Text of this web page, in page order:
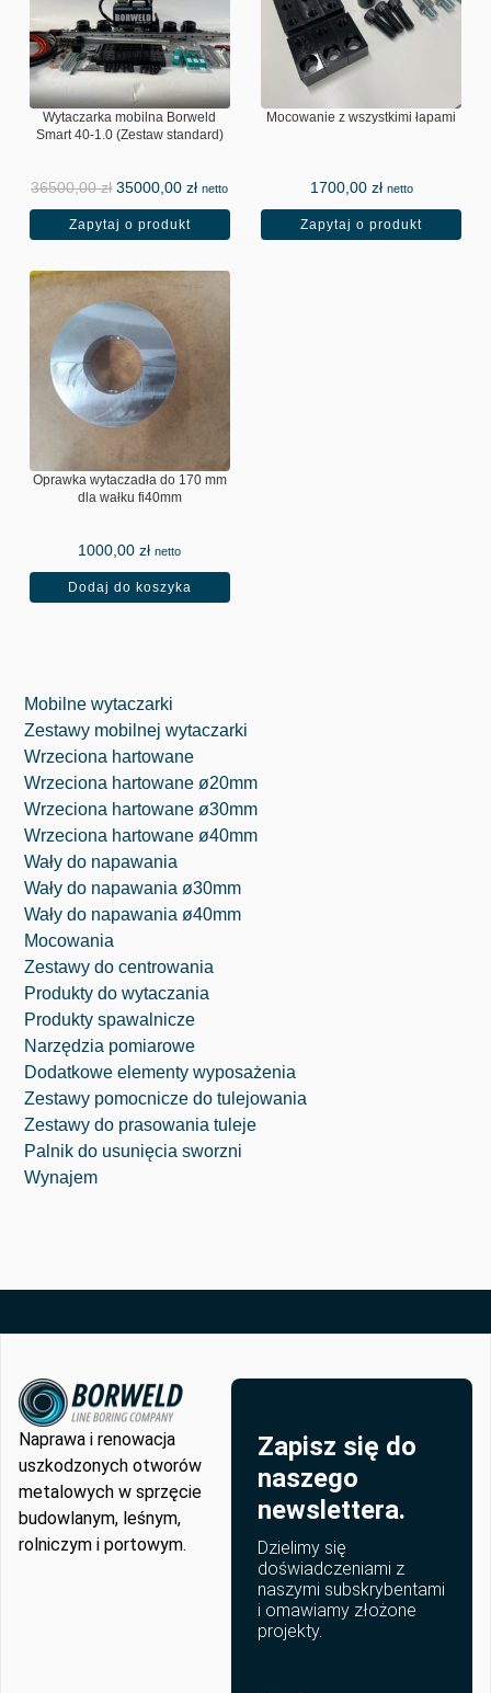
Wytaczarka mobilna Borweld
Smart 40-1.0 (Zestaw standard)
36500,00zł 35000,00zł netto
Zapytaj o produkt
Mocowanie z wszystkimi łapami
1700,00 zł netto
Zapytaj o produkt
Oprawka wytaczadła do 170 mm
dla wałku fi40mm
1000,00zł netto
Dodaj do koszyka
Mobilne wytaczarki
Zestawy mobilnej wytaczarki
Wrzeciona hartowane
Wrzeciona hartowane ø20mm
Wrzeciona hartowane ø30mm
Wrzeciona hartowane ø40mm
Wały do napawania
Wały do napawania ø30mm
Wały do napawania ø40mm
Mocowania
Zestawy do centrowania
Produkty do wytaczania
⁠Produkty spawalnicze
Narzędzia pomiarowe
Dodatkowe elementy wyposażenia
Zestawy pomocnicze do tulejowania
Zestawy do prasowania tuleje
Palnik do usunięcia sworzni
Wynajem
Naprawa i renowacja
uszkodzonych otworów
metalowych w sprzęcie
budowlanym, leśnym,
rolniczym i portowym.
Zapisz się do
naszego
newslettera.
Dzielimy się
doświadczeniami z
naszymi subskrybentami
i omawiamy złożone
projekty.